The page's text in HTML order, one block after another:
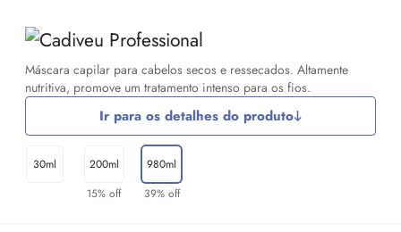
Máscara capilar para cabelos secos e ressecados. Altamente
nutritiva, promove um tratamento intenso para os fios.
Ir para os detalhes do produto
30ml
200ml
15% off
980ml
39% off